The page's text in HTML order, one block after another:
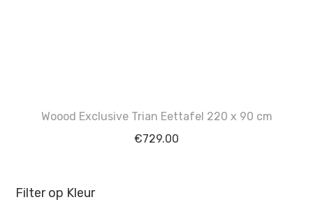
Woood Exclusive Trian Eettafel 220 x 90 cm
€729.00
Filter op Kleur